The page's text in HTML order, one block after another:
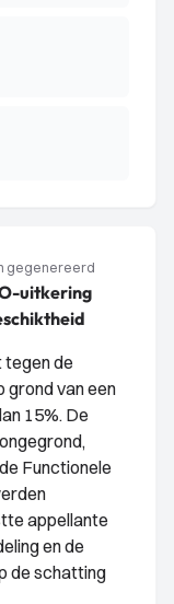
gegenereerd
uitkering
de
grond van een
15%. De
Functionele
appellante
en de
de schatting